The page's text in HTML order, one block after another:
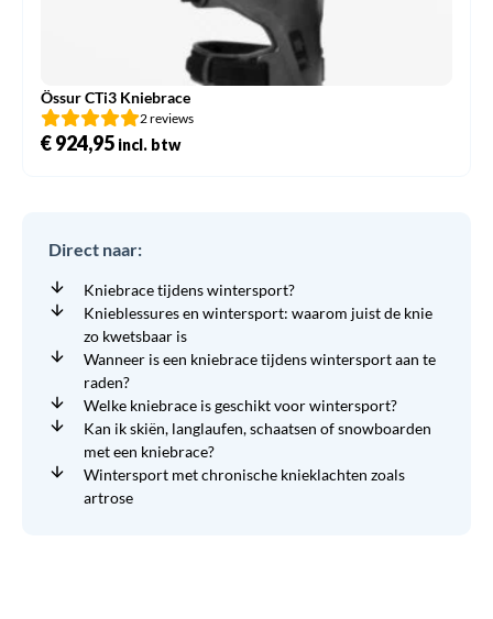
Össur CTi3 Kniebrace
2 reviews
€924,95 incl. btw
Direct naar:
Kniebrace tijdens wintersport?
Knieblessures en wintersport: waarom juist de knie
zo kwetsbaar is
Wanneer is een kniebrace tijdens wintersport aan te
raden?
Welke kniebrace is geschikt voor wintersport?
Kan ik skiën, langlaufen, schaatsen of snowboarden
met een kniebrace?
Wintersport met chronische knieklachten zoals
artrose